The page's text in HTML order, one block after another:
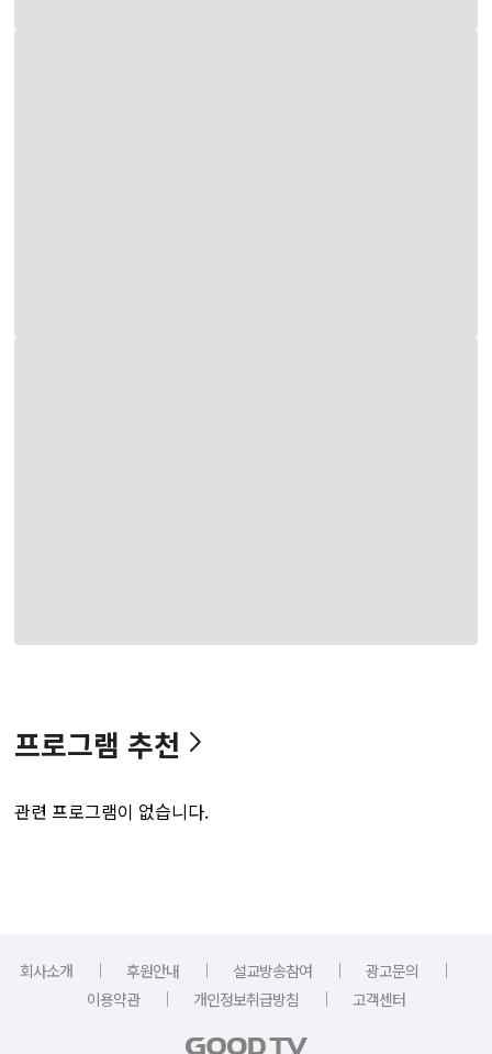
프로그램 추천
관련 프로그램이 없습니다.
회사소개 ｜ 후원안내 ｜ 설교방송참여 ｜ 광고문의
｜
이용약관
｜ 개인정보취급방침 ｜ 고객센터